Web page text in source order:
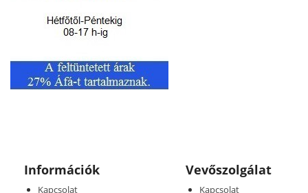
Információk
Kapcsolat
Vevőszolgálat
Kapcsolat